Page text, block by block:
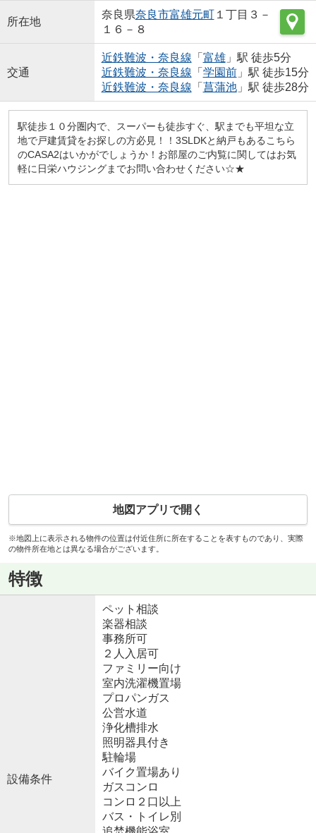
所在地
奈良県奈良市富雄元町１丁目３－
１６－８
交通
近鉄難波・奈良線 「 富雄」駅 徒歩5分
近鉄難波・奈良線 「 学園前」駅 徒歩15分
近鉄難波・奈良線 「 菖蒲池」駅 徒歩28分
駅徒歩１０分圏内で、スーパーも徒歩すぐ、駅までも平坦な立
地で戸建賃貸をお探しの方必見！！3SLDKと納戸もあるこちら
のCASA2はいかがでしょうか！お部屋のご内覧に関してはお気
軽に日栄ハウジングまでお問い合わせください☆★
地図アプリで開く
※地図上に表示される物件の位置は付近住所に所在することを表すものであり、実際
の物件所在地とは異なる場合がございます。
特徴
設備条件
ペット相談
楽器相談
事務所可
２人入居可
ファミリー向け
室内洗濯機置場
プロパンガス
公営水道
浄化槽排水
照明器具付き
駐輪場
バイク置場あり
ガスコンロ
コンロ２口以上
バス・トイレ別